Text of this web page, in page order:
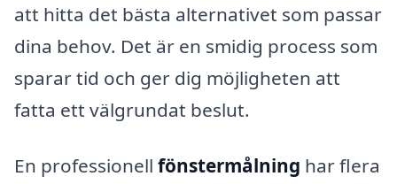
att hitta det bästa alternativet som passar
dina behov. Det är en smidig process som
sparar tid och ger dig möjligheten att
fatta ett välgrundat beslut.
En professionell fönstermålning har flera